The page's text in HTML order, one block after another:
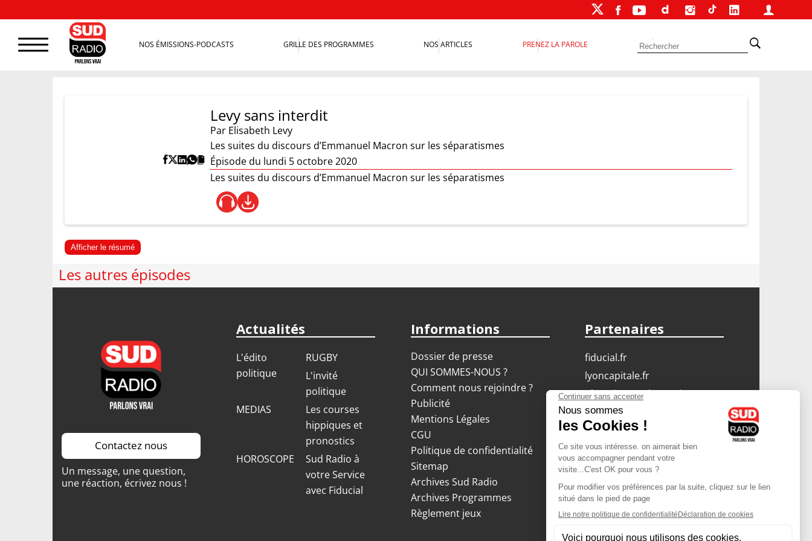
NOS ÉMISSIONS-PODCASTS GRILLE DES PROGRAMMES NOS ARTICLES PRENEZ LA PAROLE
Levy sans interdit
Par Elisabeth Levy
Les suites du discours d’Emmanuel Macron sur les séparatismes
Épisode du lundi 5 octobre 2020
Les suites du discours d’Emmanuel Macron sur les séparatismes
Afficher le résumé
Les autres épisodes
Contactez nous
Un message, une question,
une réaction, écrivez nous !
Actualités
L'édito
politique
RUGBY
L'invité
politique
MEDIAS
Les courses
hippiques et
pronostics
HOROSCOPE
Sud Radio à
votre Service
avec Fiducial
Informations
Dossier de presse
QUI SOMMES-NOUS ?
Comment nous rejoindre ?
Publicité
Mentions Légales
CGU
Politique de confidentialité
Sitemap
Archives Sud Radio
Archives Programmes
Règlement jeux
Partenaires
fiducial.fr
lyoncapitale.fr
olympique-et-lyonnais.com
L'application Iphone
/ Android
Téléchargez l'application
Les cookies